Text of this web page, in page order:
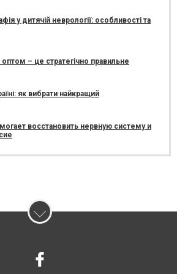
у дитячій неврології: особливості та
– це стратегічно правильне
як вибрати найкращий
восстановить нервную систему и